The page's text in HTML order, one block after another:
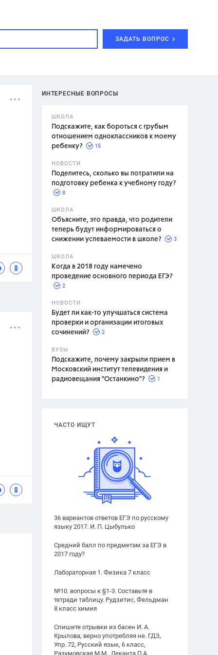
ЗАДАТЬ ВОПРОС
ИНТЕРЕСНЫЕ ВОПРОСЫ
ШКОЛА
Подскажите, как бороться с грубым
отношением одноклассников к моему
ребенку?
15
НОВОСТИ
Поделитесь, сколько вы потратили на
подготовку ребенка к учебному году?
8
ШКОЛА
Объясните, это правда, что родители
теперь будут информироваться о
снижении успеваемости в школе?
3
ШКОЛА
Когда в 2018 году намечено
проведение основного периода ЕГЭ?
2
НОВОСТИ
Будет ли как-то улучшаться система
проверки и организации итоговых
сочинений?
2
ВУЗЫ
Подскажите, почему закрыли прием в
Московский институт телевидения и
радиовещания "Останкино"?
1
ЧАСТО ИЩУТ
36 вариантов ответов ЕГЭ по русскому
языку 2017. И. П. Цыбулько
Средний балл по предметам за ЕГЭ в
2017 году?
Лабораторная 1. Физика 7 класс
№10. вопросы к §1-3. Составьте в
тетради таблицу. Рудзитис, Фельдман
8 класс химия
Спишите отрывки из басен И. А.
Крылова, верно употребляя не. ГДЗ,
Упр. 72, Русский язык, 6 класс,
Разумовская М.М., Леканта П.А.